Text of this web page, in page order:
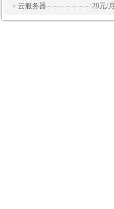
29元/月
云服务器